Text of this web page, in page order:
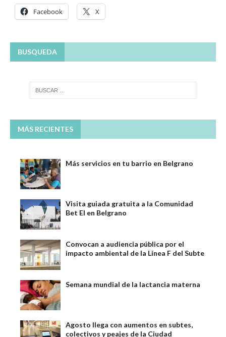
Facebook X
BUSQUEDA
MÁS RECIENTES
Más servicios en tu barrio en Belgrano
Visita guiada gratuita a la Comunidad
Bet El en Belgrano
Convocan a audiencia pública por el
impacto ambiental de la Línea F del Subte
Semana mundial de la lactancia materna
Agosto llega con aumentos en subtes,
colectivos y peajes de la Ciudad